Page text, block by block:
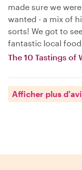
made sure we
wanted - a mix of
sorts! We got to
fantastic local
The 10 Tastings of
Afficher plus